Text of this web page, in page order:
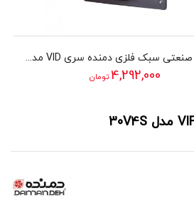
هواکش صنعتی سبک فلزی دمنده سری VID مدل 60D4S
4,292,000 تومان